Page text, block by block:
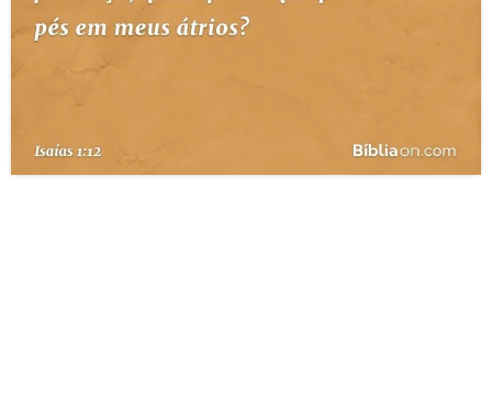
ESBOÇOS DE PREGAÇÃO
PERGUNTE À BÍBLIA